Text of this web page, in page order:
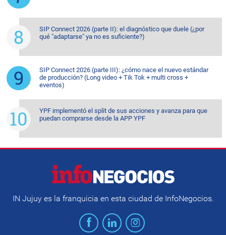
SIP Connect 2026 (parte II): el diagnóstico que duele (¿por
qué "adaptarse" ya no es suficiente?)
SIP Connect 2026 (parte III): ¿cómo nace el nuevo estándar
de producción? (Long video + Tik Tok + multi cross +
eventos)
YPF implementó el split de sus acciones y avanza para que
puedan comprarse desde la APP YPF
IN Jujuy es la franquicia en esta ciudad de InfoNegocios.